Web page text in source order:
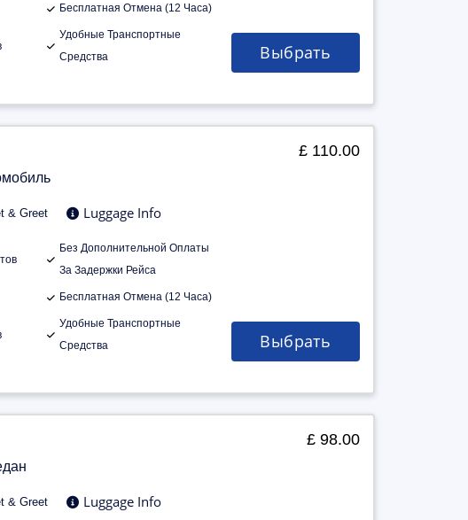
Бесплатная Отмена (12 Часа)
Удобные Транспортные
Средства
Выбрать
& Greet Luggage Info
Без Дополнительной Оплаты
За Задержки Рейса
Бесплатная Отмена (12 Часа)
Удобные Транспортные
Средства
£ 110.00
Выбрать
& Greet Luggage Info
£ 98.00